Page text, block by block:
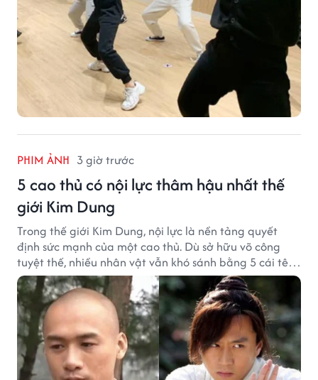
PHIM ẢNH 3 giờ trước
5 cao thủ có nội lực thâm hậu nhất thế
giới Kim Dung
Trong thế giới Kim Dung, nội lực là nền tảng quyết
định sức mạnh của một cao thủ. Dù sở hữu võ công
tuyệt thế, nhiều nhân vật vẫn khó sánh bằng 5 cái tên
dưới đây về độ thâm hậu của chân khí.